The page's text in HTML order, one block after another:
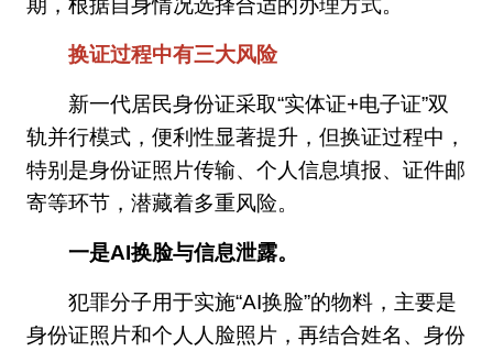
期，根据自身情况选择合适的办理方式。
换证过程中有三大风险
新一代居民身份证采取“实体证+电子证”双
轨并行模式，便利性显著提升，但换证过程中，
特别是身份证照片传输、个人信息填报、证件邮
寄等环节，潜藏着多重风险。
一是AI换脸与信息泄露。
犯罪分子用于实施“AI换脸”的物料，主要是
身份证照片和个人人脸照片，再结合姓名、身份